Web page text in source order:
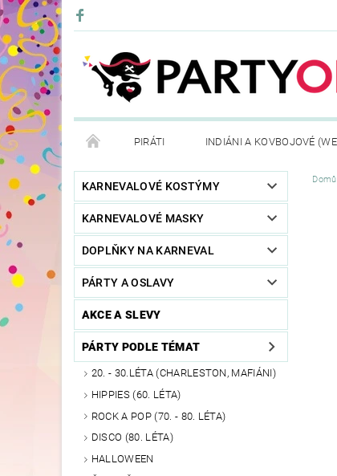
PIRÁTI INDIÁNI A KOVBOJOVÉ
KONTAKTY OBCHODNÍ PODMÍNKY
KARNEVALOVÉ KOSTÝMY
KARNEVALOVÉ MASKY
DOPLŇKY NA KARNEVAL
PÁRTY A OSLAVY
AKCE A SLEVY
PÁRTY PODLE TÉMAT
20. - 30.LÉTA (CHARLESTON, MAFIÁNI)
HIPPIES (60. LÉTA)
ROCK A POP (70. - 80. LÉTA)
DISCO (80. LÉTA)
HALLOWEEN
Domů